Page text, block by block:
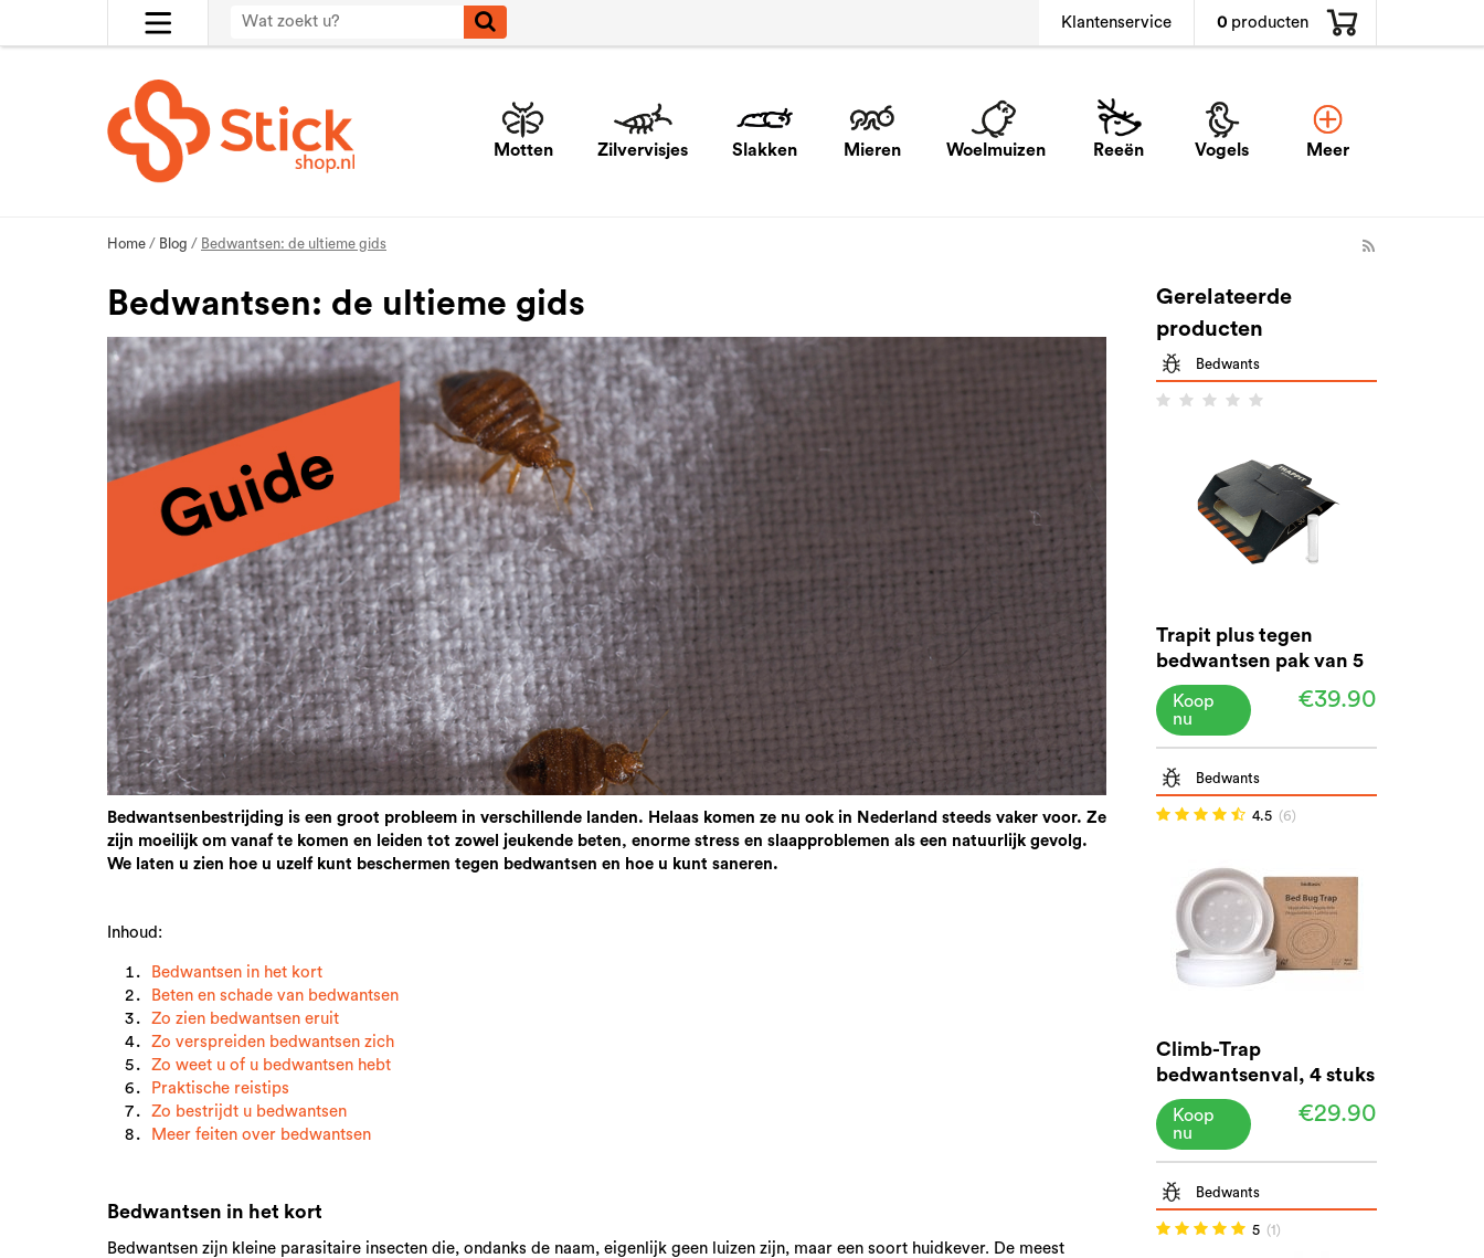
Klantenservice 0 producten
Motten Zilvervisjes Slakken Mieren Woelmuizen Reeën Vogels Meer
Home / Blog / Bedwantsen: de ultieme gids
Gerelateerde
producten
Bedwants
Trapit plus tegen
bedwantsen pak van 5
stuks
€39.90
Koop
nu
Bedwants
4.5 (6)
Climb-Trap
bedwantsenval, 4 stuks
€29.90
Koop
nu
Bedwants
5 (1)
Bedwantsen: de ultieme gids
Bedwantsenbestrijding is een groot probleem in verschillende landen. Helaas komen ze nu ook in Nederland steeds vaker voor. Ze
zijn moeilijk om vanaf te komen en leiden tot zowel jeukende beten, enorme stress en slaapproblemen als een natuurlijk gevolg.
We laten u zien hoe u uzelf kunt beschermen tegen bedwantsen en hoe u kunt saneren.
Inhoud:
Bedwantsen in het kort
Beten en schade van bedwantsen
Zo zien bedwantsen eruit
Zo verspreiden bedwantsen zich
Zo weet u of u bedwantsen hebt
Praktische reistips
Zo bestrijdt u bedwantsen
Meer feiten over bedwantsen
Bedwantsen in het kort
Bedwantsen zijn kleine parasitaire insecten die, ondanks de naam, eigenlijk geen luizen zijn, maar een soort huidkever. De meest